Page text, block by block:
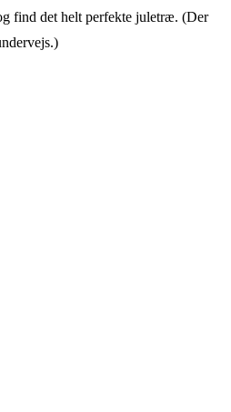
find det helt perfekte juletræ. (Der